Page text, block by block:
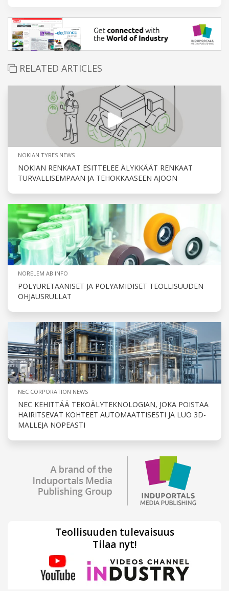
RELATED ARTICLES
NOKIAN TYRES NEWS
NOKIAN RENKAAT ESITTELEE ÄLYKKÄÄT RENKAAT
TURVALLISEMPAAN JA TEHOKKAASEEN AJOON
NORELEM AB INFO
POLYURETAANISET JA POLYAMIDISET TEOLLISUUDEN
OHJAUSRULLAT
NEC CORPORATION NEWS
NEC KEHITTÄÄ TEKOÄLYTEKNOLOGIAN, JOKA POISTAA
HÄIRITSEVÄT KOHTEET AUTOMAATTISESTI JA LUO 3D-
MALLEJA NOPEASTI
Teollisuuden tulevaisuus
Tilaa nyt!